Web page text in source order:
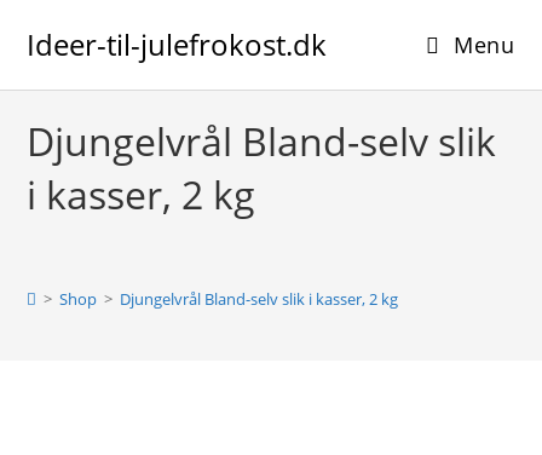
Ideer-til-julefrokost.dk Menu
Djungelvrål Bland-selv slik
i kasser, 2 kg
> Shop > Djungelvrål Bland-selv slik i kasser, 2 kg